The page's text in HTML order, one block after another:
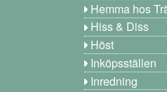
Hemma hos
Hiss & Diss
Höst
Inköpsställen
Inredning